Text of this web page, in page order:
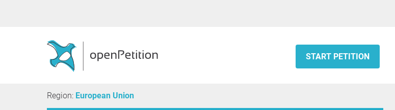
START PETITION
Region: European Union